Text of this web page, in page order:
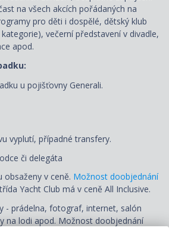
na všech akcích pořádaných na
pro děti i dospělé, dětský klub
večerní představení v divadle,
apod.
u pojišťovny Generali.
vyplutí, případné transfery.
či delegáta
v ceně. Možnost doobjednání
Yacht Club má v ceně All Inclusive.
- prádelna, fotograf, internet, salón
na lodi apod. Možnost doobjednání